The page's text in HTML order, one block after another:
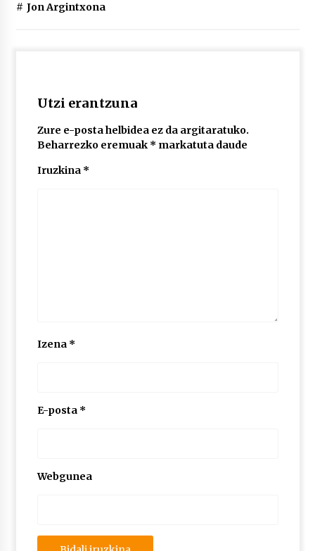
2026/07/03
# Jon Argintxona
Utzi erantzuna
Zure e-posta helbidea ez da argitaratuko.
Beharrezko eremuak * markatuta daude
Iruzkina *
Izena *
E-posta *
Webgunea